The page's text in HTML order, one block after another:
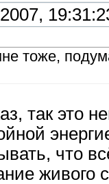
тоже,
так это
что
живого